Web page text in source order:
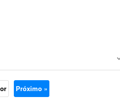
Próximo »